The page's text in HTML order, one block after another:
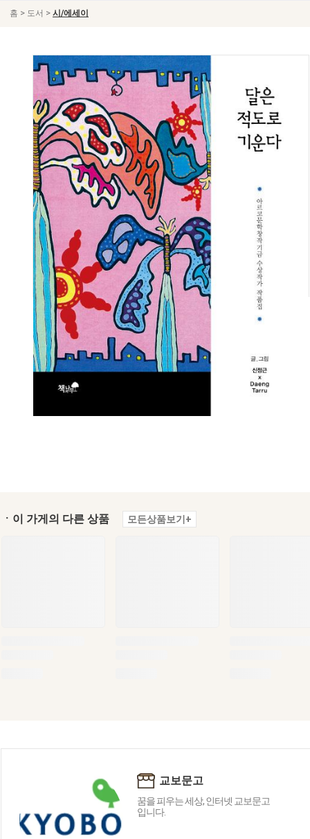
홈 > 도서 > 시/에세이
ㆍ이 가게의 다른 상품 모든상품보기+
교보문고
꿈을 피우는 세상, 인터넷 교보문고
입니다.